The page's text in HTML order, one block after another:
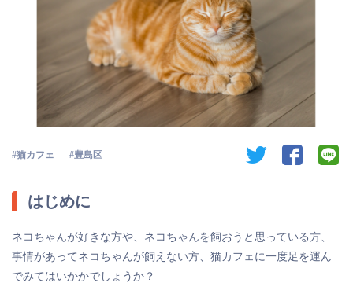
猫カフェ 豊島区 twitter facebook
はじめに
ネコちゃんが好きな方や、ネコちゃんを飼おうと思っている方、
事情があってネコちゃんが飼えない方、猫カフェに一度足を運ん
でみてはいかかでしょうか？